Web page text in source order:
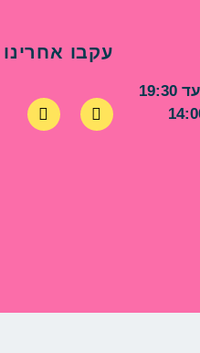
עקבו אחרינו